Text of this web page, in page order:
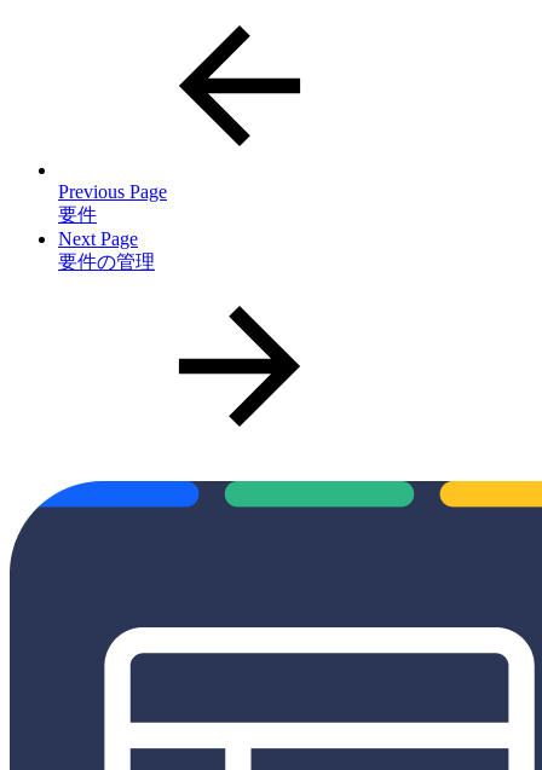
Previous Page
要件
Next Page
要件の管理